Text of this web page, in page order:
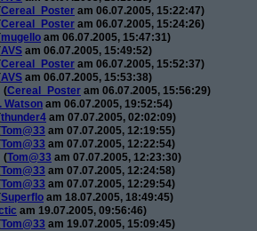
Cereal_Poster am 06.07.2005, 15:22:47)
Cereal_Poster am 06.07.2005, 15:24:26)
mugello am 06.07.2005, 15:47:31)
AVS am 06.07.2005, 15:49:52)
Cereal_Poster am 06.07.2005, 15:52:37)
AVS am 06.07.2005, 15:53:38)
(Cereal_Poster am 06.07.2005, 15:56:29)
Watson am 06.07.2005, 19:52:54)
thunder4 am 07.07.2005, 02:02:09)
Tom@33 am 07.07.2005, 12:19:55)
Tom@33 am 07.07.2005, 12:22:54)
(Tom@33 am 07.07.2005, 12:23:30)
Tom@33 am 07.07.2005, 12:24:58)
Tom@33 am 07.07.2005, 12:29:54)
Superflo am 18.07.2005, 18:49:45)
am 19.07.2005, 09:56:46)
Tom@33 am 19.07.2005, 15:09:45)